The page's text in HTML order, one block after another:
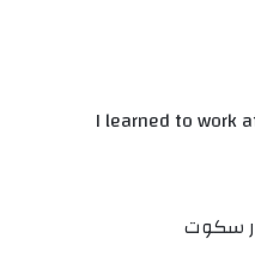
I learned to work
سکوت